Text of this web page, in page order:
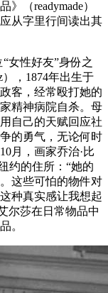
（readymade）
从字里行间读出其
女性好友”身份之
，1874年出生于
客，经常殴打她的
精神病院自杀。母
自己的天赋回应社
的勇气，无论何时
月，画家乔治·比
约的住所：“她的
这些可怕的物件对
种真实感让我想起
尔莎在日常物品中
。